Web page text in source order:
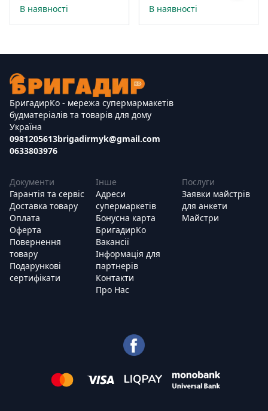
В наявності В наявності
БригадирКо - мережа супермармакетів
будматеріалів та товарів для дому
Україна
0981205613
0633803976
brigadirmyk@gmail.com
Документи
Гарантія та сервіс
Доставка товару
Оплата
Оферта
Повернення
товару
Подарункові
сертифікати
Інше
Адреси
супермаркетів
Бонусна карта
БригадирКо
Вакансії
Інформація для
партнерів
Контакти
Про Нас
Послуги
Заявки майстрів
для анкети
Майстри